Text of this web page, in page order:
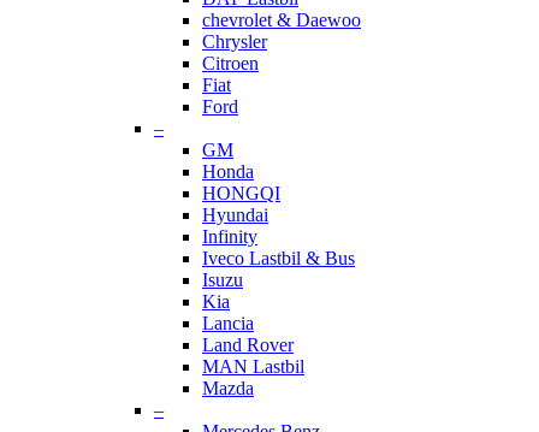
chevrolet & Daewoo
Chrysler
Citroen
Fiat
Ford
–
GM
Honda
HONGQI
Hyundai
Infinity
Iveco Lastbil & Bus
Isuzu
Kia
Lancia
Land Rover
MAN Lastbil
Mazda
–